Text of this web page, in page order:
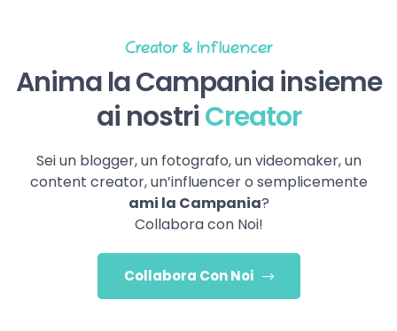
Creator & Influencer
Anima la Campania insieme
ai nostriCreator
Sei un blogger, un fotografo, un videomaker, un
content creator, un’influencer o semplicemente
ami la Campania?
Collabora con Noi!
Collabora Con Noi